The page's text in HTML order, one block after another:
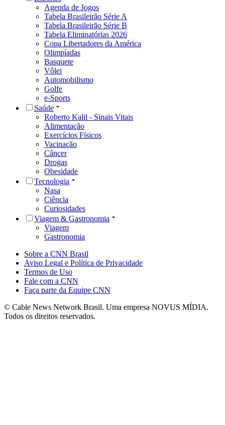
Agenda de Jogos
Tabela Brasileirão Série A
Tabela Brasileirão Série B
Tabela Eliminatórias 2026
Copa Libertadores da América
Olimpíadas
Basquete
Vôlei
Automobilismo
Golfe
e-Sports
Saúde
Roberto Kalil - Sinais Vitais
Alimentação
Exercícios Físicos
Vacinação
Câncer
Drogas
Obesidade
Tecnologia
Nasa
Ciência
Curiosidades
Viagem & Gastronomia
Viagem
Gastronomia
Sobre a CNN Brasil
Aviso Legal e Política de Privacidade
Termos de Uso
Fale com a CNN
Faça parte da Equipe CNN
© Cable News Network Brasil. Uma empresa NOVUS MÍDIA.
Todos os direitos reservados.